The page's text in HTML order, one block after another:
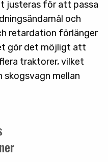
justeras för att passa
och
retardation förlänger
gör det möjligt att
traktorer, vilket
skogsvagn mellan